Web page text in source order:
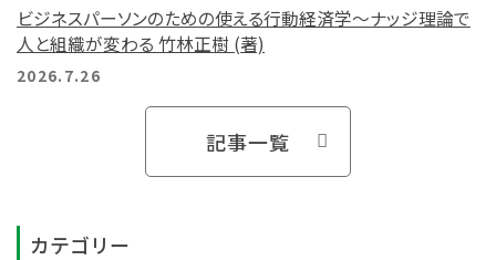
ビジネスパーソンのための使える行動経済学～ナッジ理論で
人と組織が変わる 竹林正樹 (著)
2026.7.26
記事一覧
カテゴリー